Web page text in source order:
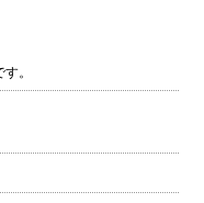
。